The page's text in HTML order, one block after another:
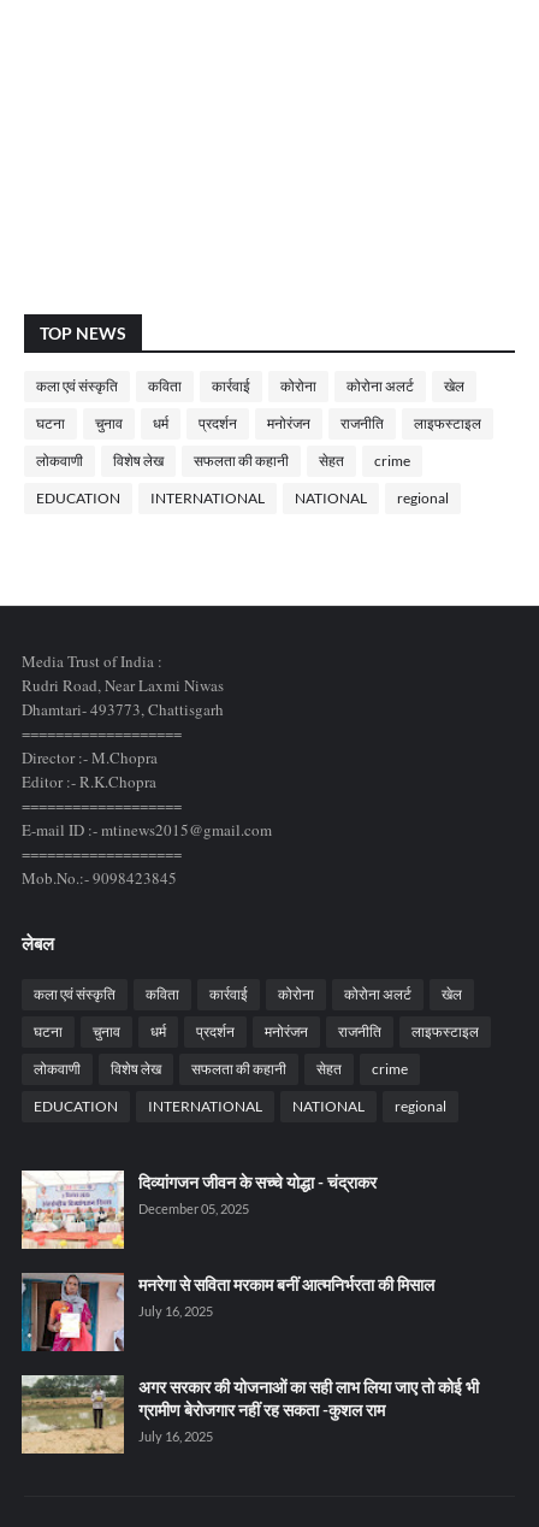
TOP NEWS
कला एवं संस्कृति कविता कार्रवाई कोरोना कोरोना अलर्ट खेल
घटना चुनाव धर्म प्रदर्शन मनोरंजन राजनीति लाइफस्टाइल
लोकवाणी विशेष लेख सफलता की कहानी सेहत crime
EDUCATION INTERNATIONAL NATIONAL regional
Media Trust of India :
Rudri Road, Near Laxmi Niwas
Dhamtari- 493773,Chattisgarh
===================
Director :- M.Chopra
Editor :- R.K.Chopra
===================
E-mail ID :- mtinews2015@gmail.com
===================
Mob.No.:- 9098423845
लेबल
कला एवं संस्कृति कविता कार्रवाई कोरोना कोरोना अलर्ट खेल
घटना चुनाव धर्म प्रदर्शन मनोरंजन राजनीति लाइफस्टाइल
लोकवाणी विशेष लेख सफलता की कहानी सेहत crime
EDUCATION INTERNATIONAL NATIONAL regional
दिव्यांगजन जीवन के सच्चे योद्धा - चंद्राकर
December 05, 2025
मनरेगा से सविता मरकाम बनीं आत्मनिर्भरता की मिसाल
July 16, 2025
अगर सरकार की योजनाओं का सही लाभ लिया जाए तो कोई भी
ग्रामीण बेरोजगार नहीं रह सकता -कुशल राम
July 16, 2025